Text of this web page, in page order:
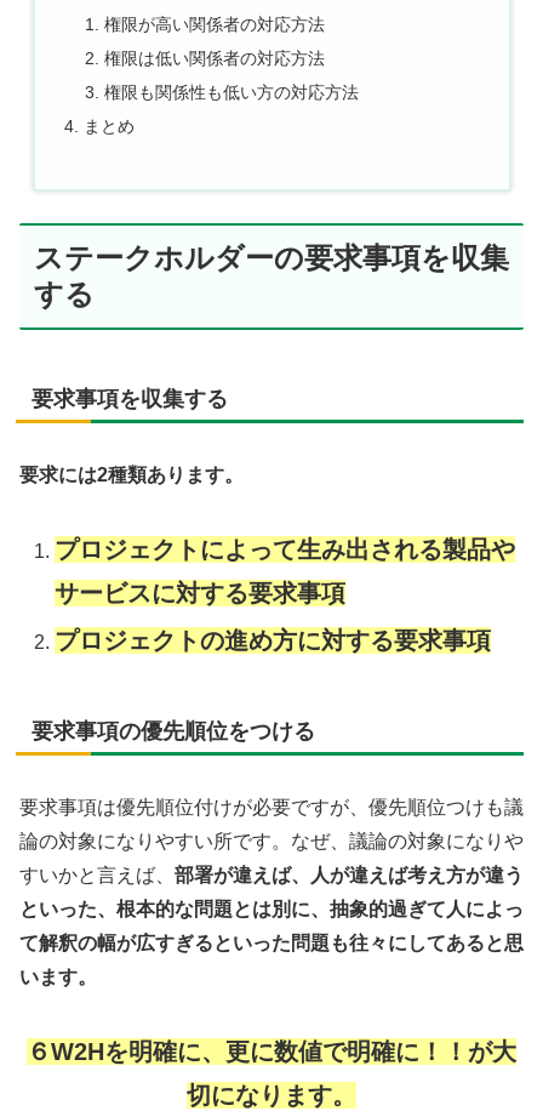
権限が高い関係者の対応方法
権限は低い関係者の対応方法
権限も関係性も低い方の対応方法
まとめ
ステークホルダーの要求事項を収集
する
要求事項を収集する
要求には2種類あります。
プロジェクトによって生み出される製品や
サービスに対する要求事項
プロジェクトの進め方に対する要求事項
要求事項の優先順位をつける
要求事項は優先順位付けが必要ですが、優先順位つけも議
論の対象になりやすい所です。なぜ、議論の対象になりや
すいかと言えば、 部署が違えば、人が違えば考え方が違う
といった、根本的な問題とは別に、抽象的過ぎて人によっ
て解釈の幅が広すぎるといった問題も往々にしてあると思
います。
６W2Hを明確に、更に数値で明確に！！が大
切になります。